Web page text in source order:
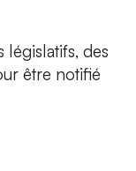
législatifs, des
être notifié